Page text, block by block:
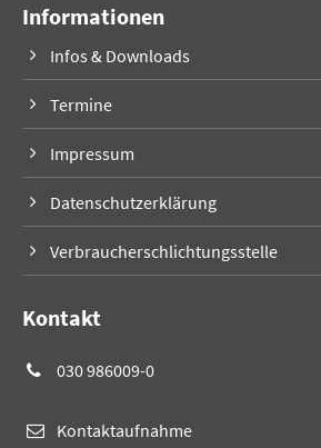
Informationen
Infos & Downloads
Termine
Impressum
Datenschutzerklärung
Verbraucherschlichtungsstelle
Kontakt
030 986009-0
Kontaktaufnahme